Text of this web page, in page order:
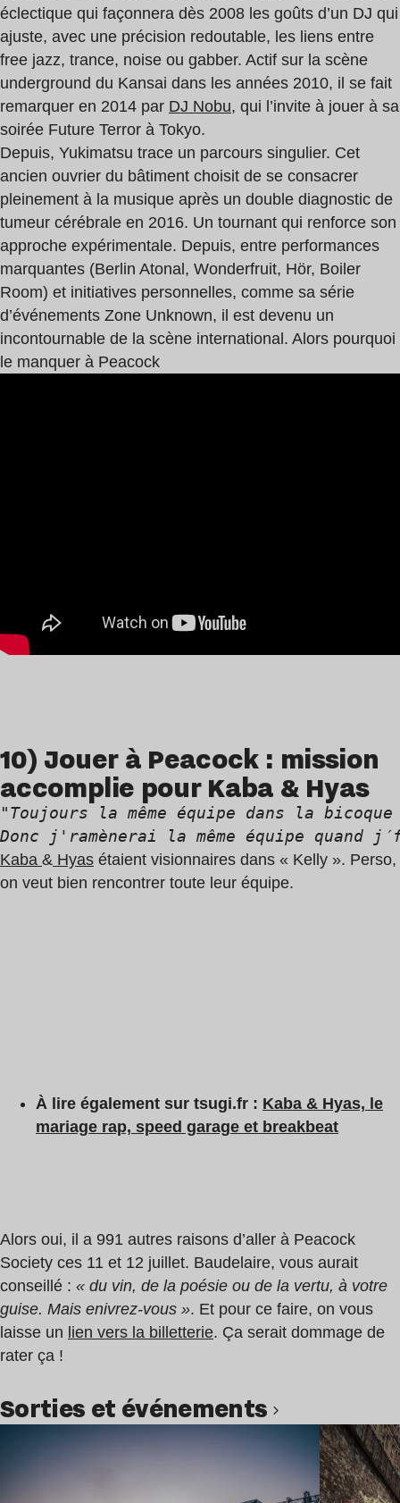
éclectique qui façonnera dès 2008 les goûts d’un DJ qui
ajuste, avec une précision redoutable, les liens entre
free jazz, trance, noise ou gabber. Actif sur la scène
underground du Kansai dans les années 2010, il se fait
remarquer en 2014 par DJ Nobu, qui l’invite à jouer à sa
soirée Future Terror à Tokyo.
Depuis, Yukimatsu trace un parcours singulier. Cet
ancien ouvrier du bâtiment choisit de se consacrer
pleinement à la musique après un double diagnostic de
tumeur cérébrale en 2016. Un tournant qui renforce son
approche expérimentale. Depuis, entre performances
marquantes (Berlin Atonal, Wonderfruit, Hör, Boiler
Room) et initiatives personnelles, comme sa série
d’événements Zone Unknown, il est devenu un
incontournable de la scène international. Alors pourquoi
le manquer à Peacock
10) Jouer à Peacock : mission
accomplie pour Kaba & Hyas
"Toujours la même équipe dans la bicoque
Donc j'ramènerai la même équipe quand
Kaba & Hyas étaient visionnaires dans « Kelly ». Perso,
on veut bien rencontrer toute leur équipe.
À lire également sur tsugi.fr : Kaba & Hyas, le
mariage rap, speed garage et breakbeat
Alors oui, il a 991 autres raisons d’aller à Peacock
Society ces 11 et 12 juillet. Baudelaire, vous aurait
conseillé : « du vin, de la poésie ou de la vertu, à votre
guise. Mais enivrez-vous ». Et pour ce faire, on vous
laisse un lien vers la billetterie. Ça serait dommage de
rater ça !
Sorties et événements